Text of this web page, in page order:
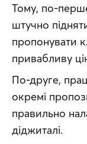
Тому, по-
штучно
пропонувати
привабливу
По-друге,
окремі
правильно
діджиталі.